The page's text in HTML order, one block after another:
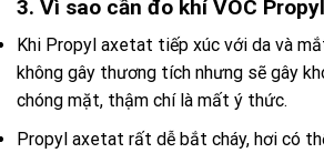
3. Vì sao cần đo khí VOC
Khi Propyl axetat tiếp xúc với da và
không gây thương tích nhưng sẽ gây
chóng mặt, thậm chí là mất ý thức.
Propyl axetat rất dễ bắt cháy, hơi có